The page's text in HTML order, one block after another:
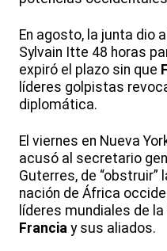
En agosto, la junta dio
Sylvain Itte 48 horas
expiró el plazo sin que
líderes golpistas
diplomática.
El viernes en Nueva
acusó al secretario
Guterres, de
nación de África
líderes mundiales de
Francia y sus aliados.